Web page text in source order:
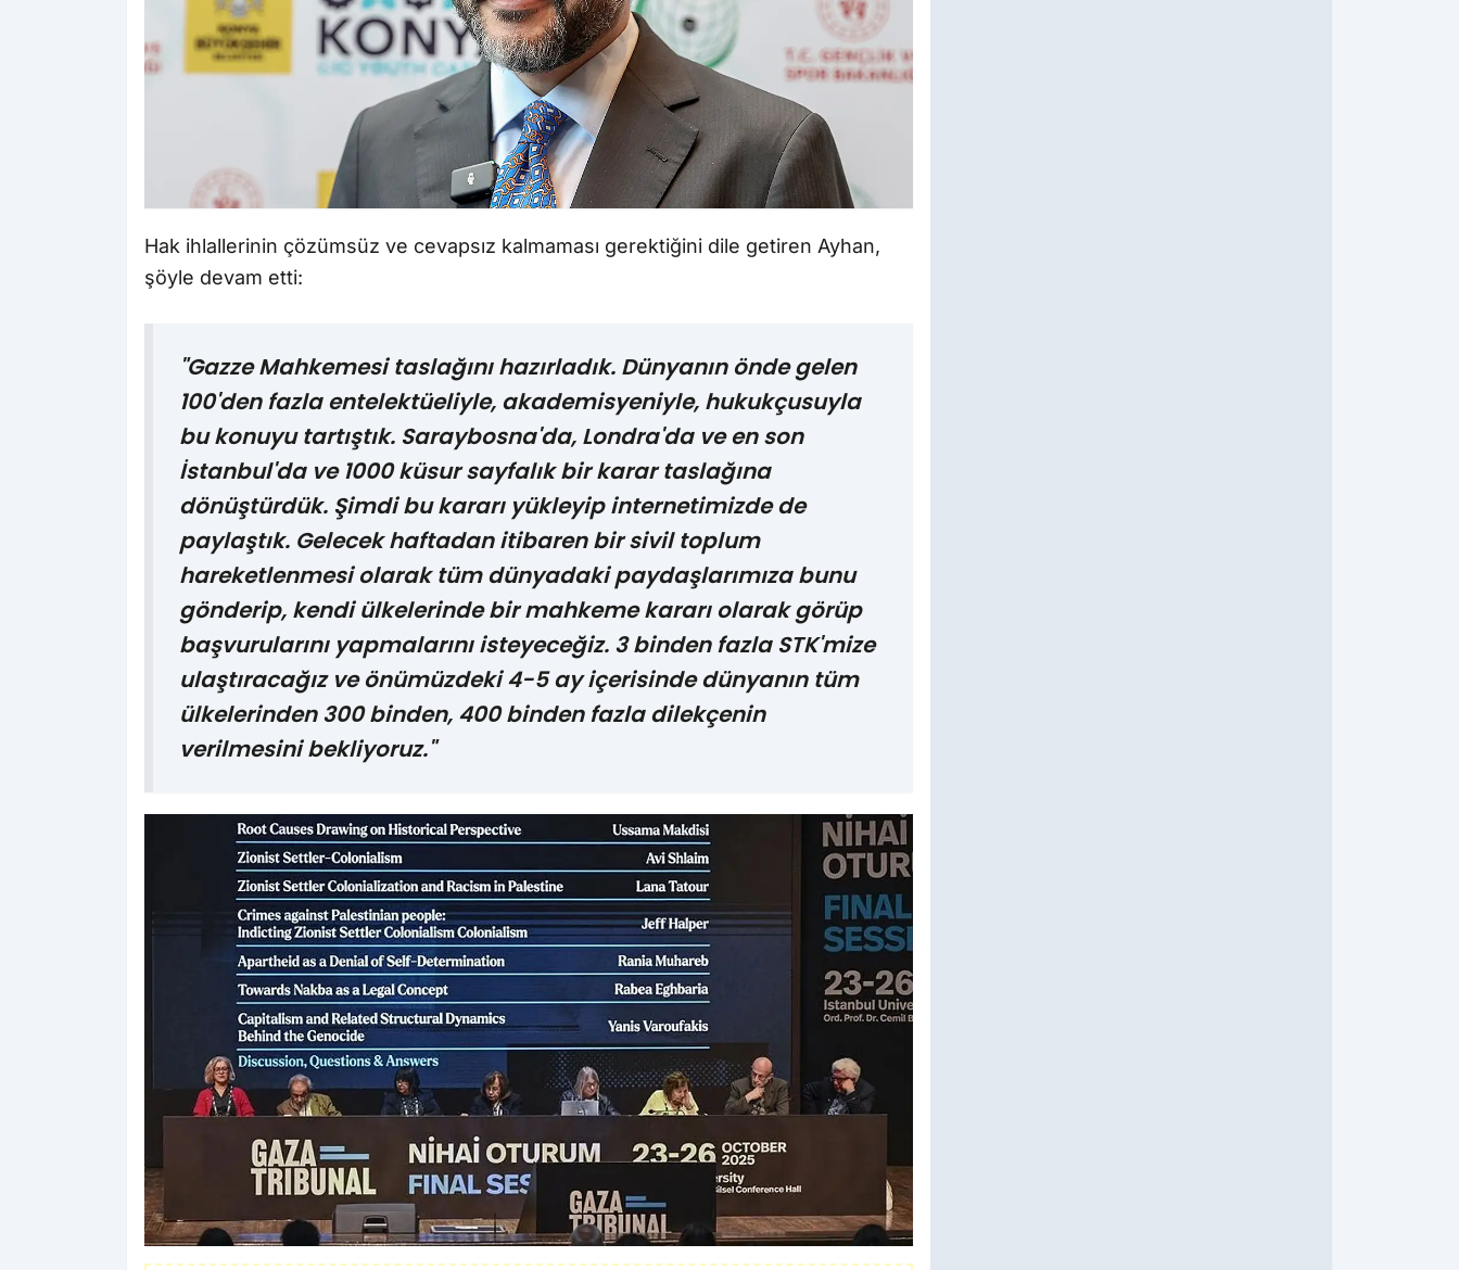
Hak ihlallerinin çözümsüz ve cevapsız kalmaması gerektiğini dile getiren Ayhan,
şöyle devam etti:
"Gazze Mahkemesi taslağını hazırladık. Dünyanın önde gelen
100'den fazla entelektüeliyle, akademisyeniyle, hukukçusuyla
bu konuyu tartıştık. Saraybosna'da, Londra'da ve en son
İstanbul'da ve 1000 küsur sayfalık bir karar taslağına
dönüştürdük. Şimdi bu kararı yükleyip internetimizde de
paylaştık. Gelecek haftadan itibaren bir sivil toplum
hareketlenmesi olarak tüm dünyadaki paydaşlarımıza bunu
gönderip, kendi ülkelerinde bir mahkeme kararı olarak görüp
başvurularını yapmalarını isteyeceğiz. 3 binden fazla STK'mize
ulaştıracağız ve önümüzdeki 4-5 ay içerisinde dünyanın tüm
ülkelerinden 300 binden, 400 binden fazla dilekçenin
verilmesini bekliyoruz."